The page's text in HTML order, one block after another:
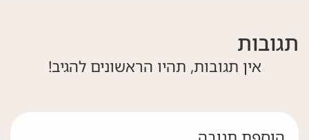
תגובות
אין תגובות, תהיו הראשונים להגיב!